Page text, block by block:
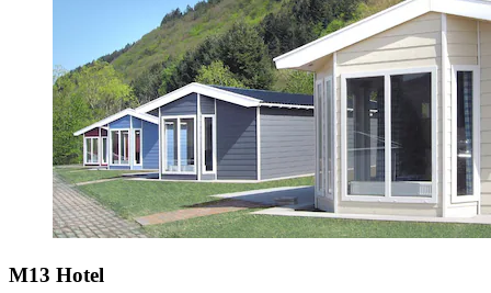
M13 Hotel